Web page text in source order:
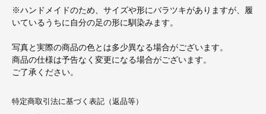
※ハンドメイドのため、サイズや形にバラツキがありますが、履
いているうちに自分の足の形に馴染みます。
写真と実際の商品の色とは多少異なる場合がございます。
商品の仕様は予告なく変更になる場合がございます。
ご了承ください。
特定商取引法に基づく表記（返品等）